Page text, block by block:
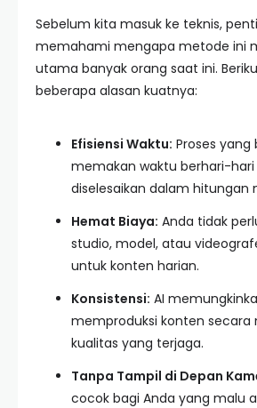
Sebelum kita masuk ke teknis,
memahami mengapa metode ini
utama banyak orang saat ini.
beberapa alasan kuatnya:
Efisiensi Waktu: Proses yang
memakan waktu berhari-hari
diselesaikan dalam hitungan
Hemat Biaya: Anda tidak
studio, model, atau
untuk konten harian.
Konsistensi: AI
memproduksi konten secara
kualitas yang terjaga.
Tanpa Tampil di Depan
cocok bagi Anda yang malu